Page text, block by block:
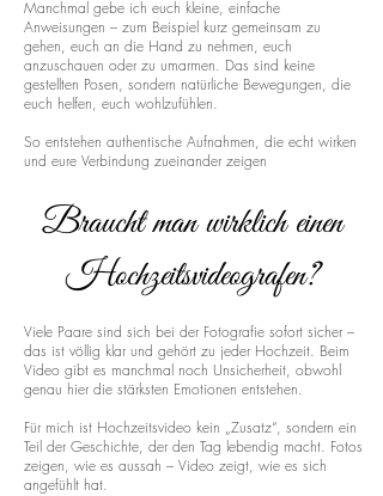
Manchmal gebe ich euch kleine, einfache
Anweisungen – zum Beispiel kurz gemeinsam zu
gehen, euch an die Hand zu nehmen, euch
anzuschauen oder zu umarmen. Das sind keine
gestellten Posen, sondern natürliche Bewegungen, die
euch helfen, euch wohlzufühlen.
So entstehen authentische Aufnahmen, die echt wirken
und eure Verbindung zueinander zeigen
Braucht man wirklich einen
Hochzeitsvideografen?
Viele Paare sind sich bei der Fotografie sofort sicher –
das ist völlig klar und gehört zu jeder Hochzeit. Beim
Video gibt es manchmal noch Unsicherheit, obwohl
genau hier die stärksten Emotionen entstehen.
Für mich ist Hochzeitsvideo kein „Zusatz“, sondern ein
Teil der Geschichte, der den Tag lebendig macht. Fotos
zeigen, wie es aussah – Video zeigt, wie es sich
angefühlt hat.